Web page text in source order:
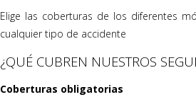
Elige las coberturas de los diferentes
cualquier tipo de accidente
¿QUÉ CUBREN NUESTROS
Coberturas obligatorias